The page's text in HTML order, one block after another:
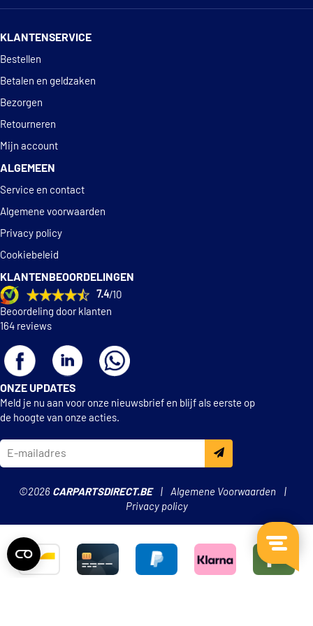
KLANTENSERVICE
Bestellen
Betalen en geldzaken
Bezorgen
Retourneren
Mijn account
ALGEMEEN
Service en contact
Algemene voorwaarden
Privacy policy
Cookiebeleid
KLANTENBEOORDELINGEN
7.4/10
Beoordeling door klanten
164 reviews
ONZE UPDATES
Meld je nu aan voor onze nieuwsbrief en blijf als eerste op
de hoogte van onze acties.
©2026 CARPARTSDIRECT.BE
Algemene Voorwaarden
Privacy policy